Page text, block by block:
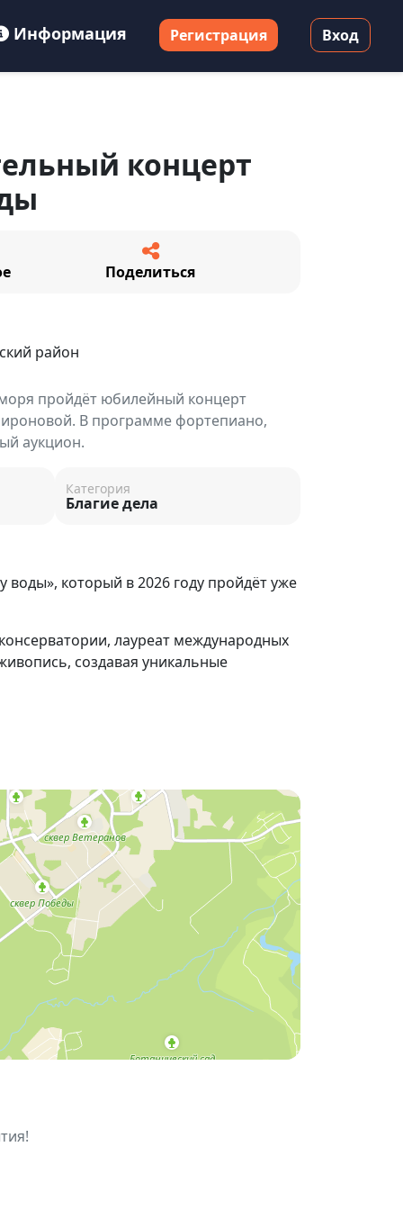
Информация Регистрация Вход
концерт
Поделиться
район
пройдёт юбилейный концерт
В программе фортепиано,
аукцион.
Категория
Благие дела
который в 2026 году пройдёт уже
лауреат международных
создавая уникальные
из Новосибирска, нуждающимся